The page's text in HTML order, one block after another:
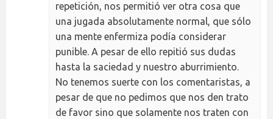
repetición, nos permitió ver otra cosa que
una jugada absolutamente normal, que sólo
una mente enfermiza podía considerar
punible. A pesar de ello repitió sus dudas
hasta la saciedad y nuestro aburrimiento.
No tenemos suerte con los comentaristas, a
pesar de que no pedimos que nos den trato
de favor sino que solamente nos traten con